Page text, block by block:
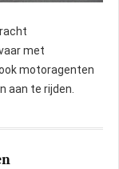
met
motoragenten
aan te rijden.